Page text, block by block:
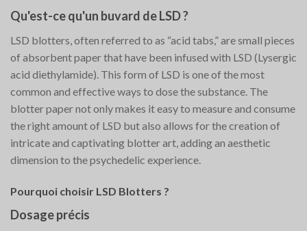
Qu'est-ce qu'un buvard de LSD ?
LSD blotters, often referred to as “acid tabs,” are small pieces
of absorbent paper that have been infused with LSD (Lysergic
acid diethylamide). This form of LSD is one of the most
common and effective ways to dose the substance. The
blotter paper not only makes it easy to measure and consume
the right amount of LSD but also allows for the creation of
intricate and captivating blotter art, adding an aesthetic
dimension to the psychedelic experience.
Pourquoi choisir LSD Blotters ?
Dosage précis